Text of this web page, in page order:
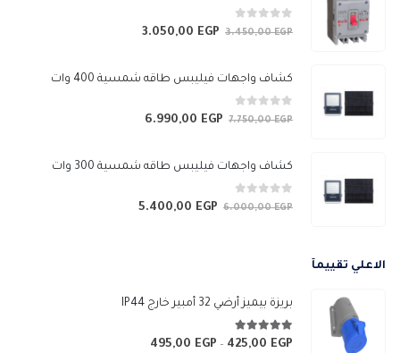
0 من 53.450,00EGP
السعر
هو:
3.050,00 EGP
السعر
هو:
كشاف واجهات فيليبس طاقه شمسية 400 وات
0 من 57.750,00EGP
السعر
هو:
6.990,00 EGP
هو:
كشاف واجهات فيليبس طاقه شمسية 300 وات
0 من 56.000,00EGP
السعر5.400,00 EGP
السعر
الاعلي تقييمآ
بريزة بيميز أرضي 32 أمبير خارج IP44
5.00 من 5
425,00 EGP
–
495,00 EGP